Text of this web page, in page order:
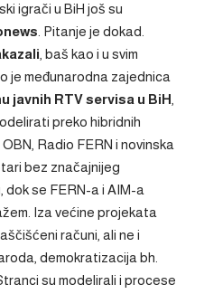
igrači u BiH još su
. Pitanje je dokad.
, baš kao i u svim
je međunarodna zajednica
javnih RTV servisa u BiH
preko hibridnih
Radio FERN i novinska
bez značajnijeg
se FERN-a i AIM-a
Iza većine projekata
računi, ali ne i
demokratizacija bh.
su modelirali i procese